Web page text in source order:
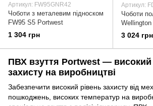
Артикул: FW95GNR42
Чоботи з металевим підноском
FW95 S5 Portwest
1 304 грн
Артикул:
Чоботи
Portwest
3 024 грн
ПВХ взуття Portwest — високий
захисту на виробництві
Забезпечити високий рівень захисту від
пошкоджень, високих температур на